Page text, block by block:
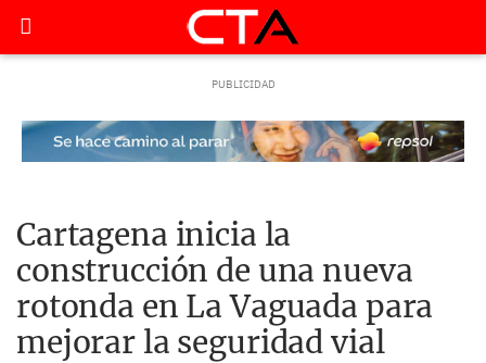
Cartagena inicia la
construcción de una nueva
rotonda en La Vaguada para
mejorar la seguridad vial